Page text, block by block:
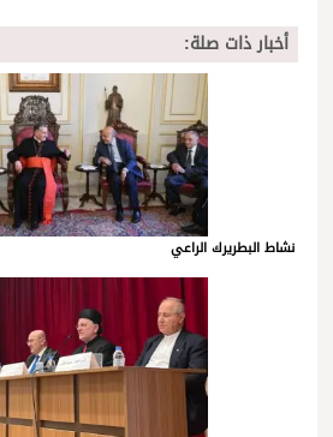
أخبار ذات صلة:
نشاط البطريرك الراعي